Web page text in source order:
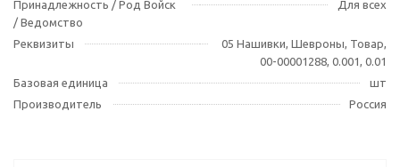
Принадлежность / Род Войск
/ Ведомство
Для всех
Реквизиты
05 Нашивки, Шевроны, Товар,
00-00001288, 0.001, 0.01
Базовая единица
шт
Производитель
Россия